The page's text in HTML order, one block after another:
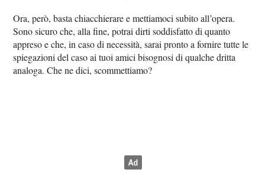
Ora, però, basta chiacchierare e mettiamoci subito all’opera.
Sono sicuro che, alla fine, potrai dirti soddisfatto di quanto
appreso e che, in caso di necessità, sarai pronto a fornire tutte le
spiegazioni del caso ai tuoi amici bisognosi di qualche dritta
analoga. Che ne dici, scommettiamo?